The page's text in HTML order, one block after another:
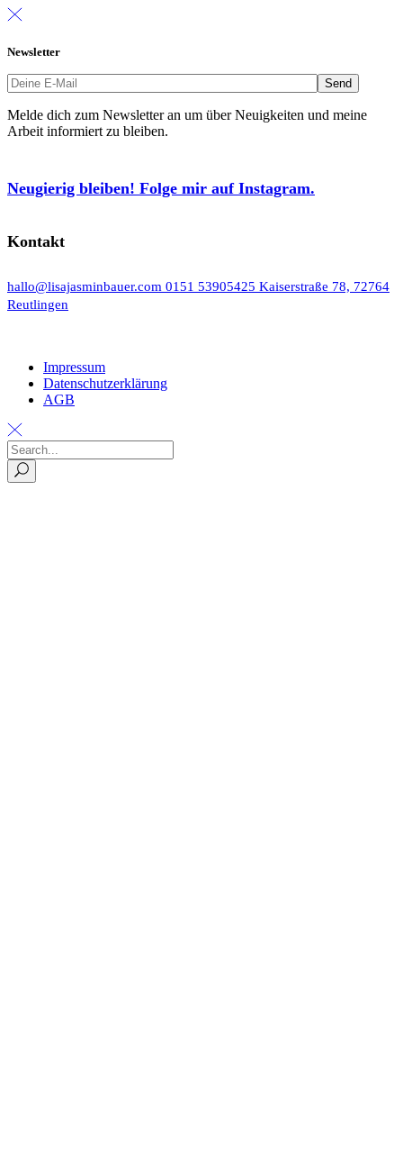
Newsletter
Melde dich zum Newsletter an um über Neuigkeiten und meine
Arbeit informiert zu bleiben.
Neugierig bleiben! Folge mir auf Instagram.
Kontakt
hallo@lisajasminbauer.com 0151 53905425 Kaiserstraße 78, 72764
Reutlingen
Impressum
Datenschutzerklärung
AGB